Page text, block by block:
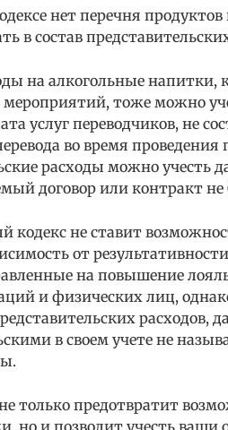
нет перечня
в состав
на алкогольные напитки,
тоже можно
услуг переводчиков, не
во время
расходы можно учесть
договор или контракт не
кодекс не ставит
от
на повышение
и физических лиц,
расходов,
в своем учете не
только предотвратит
но и позволит учесть ваши